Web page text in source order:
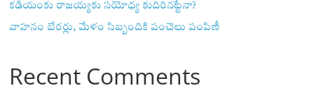
కడియంకు రాజయ్యకు సయోధ్య కుదిరినట్టేనా?
వాహ‌నం బేర‌ర్లు, మేళం సిబ్బందికి పంచెలు పంపిణీ
Recent Comments